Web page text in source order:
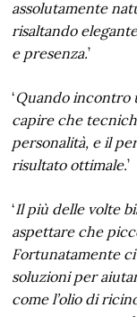
assolutamente
risaltando
e presenza.’
‘Quando incontro
capire che
personalità, e il
risultato ottimale.’
‘Il più delle volte
aspettare che
Fortunatamente
soluzioni per
come l’olio di